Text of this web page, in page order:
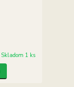
Skladom 1 ks